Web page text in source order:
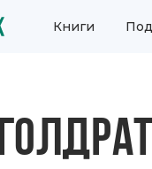
Книги